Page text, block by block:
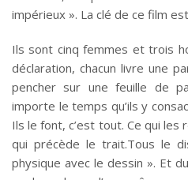
impérieux ». La clé de ce film
Ils sont cinq femmes et trois
déclaration, chacun livre une
pencher sur une feuille de
importe le temps qu’ils y
Ils le font, c’est tout. Ce qui
qui précède le trait.Tous le
physique avec le dessin ». Et